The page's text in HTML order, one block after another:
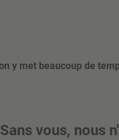
y met beaucoup de
Sans vous, nous